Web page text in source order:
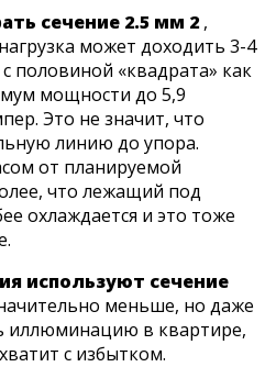
сечение 2.5 мм 2,
может доходить 3-4
половиной «квадрата» как
мощности до 5,9
Это не значит, что
линию до упора.
от планируемой
что лежащий под
охлаждается и это тоже
используют сечение
меньше, но даже
иллюминацию в квартире,
с избытком.